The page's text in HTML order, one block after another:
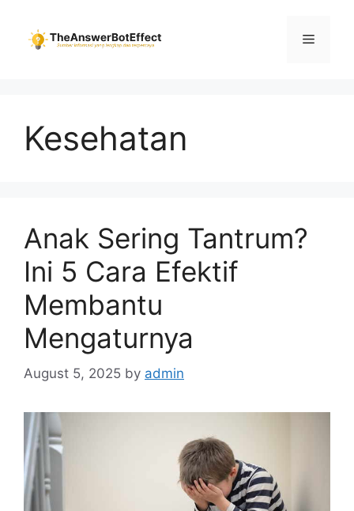
content
Menu
Kesehatan
Anak Sering Tantrum?
Ini 5 Cara Efektif
Membantu
Mengaturnya
August 5, 2025 by admin